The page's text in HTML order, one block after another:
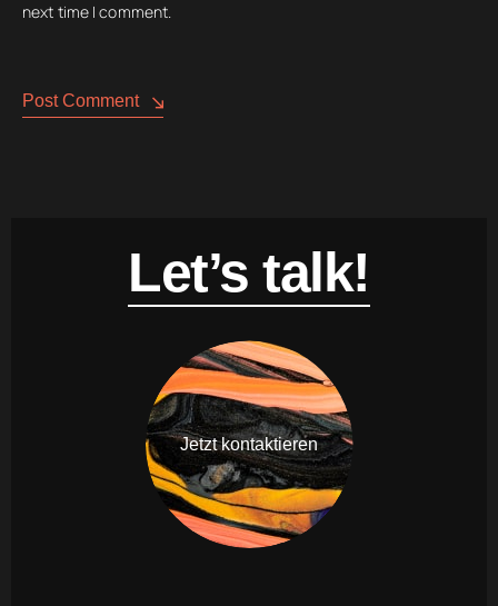
next time I comment.
Post Comment
Let’s talk!
Jetzt kontaktieren